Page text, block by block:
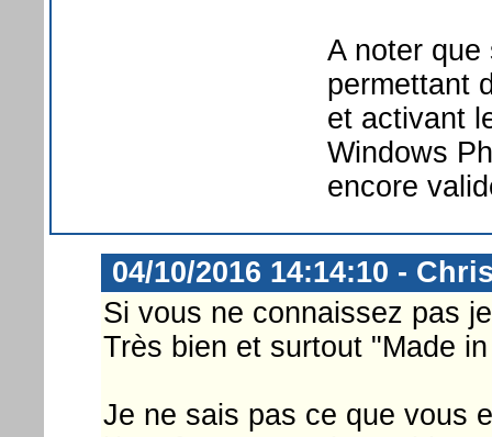
A noter
permettant
et activant
Windows
encore
04/10/2016 14:14:10 -
Si vous ne connaissez pas
Très bien et surtout "Made
Je ne sais pas ce que vous